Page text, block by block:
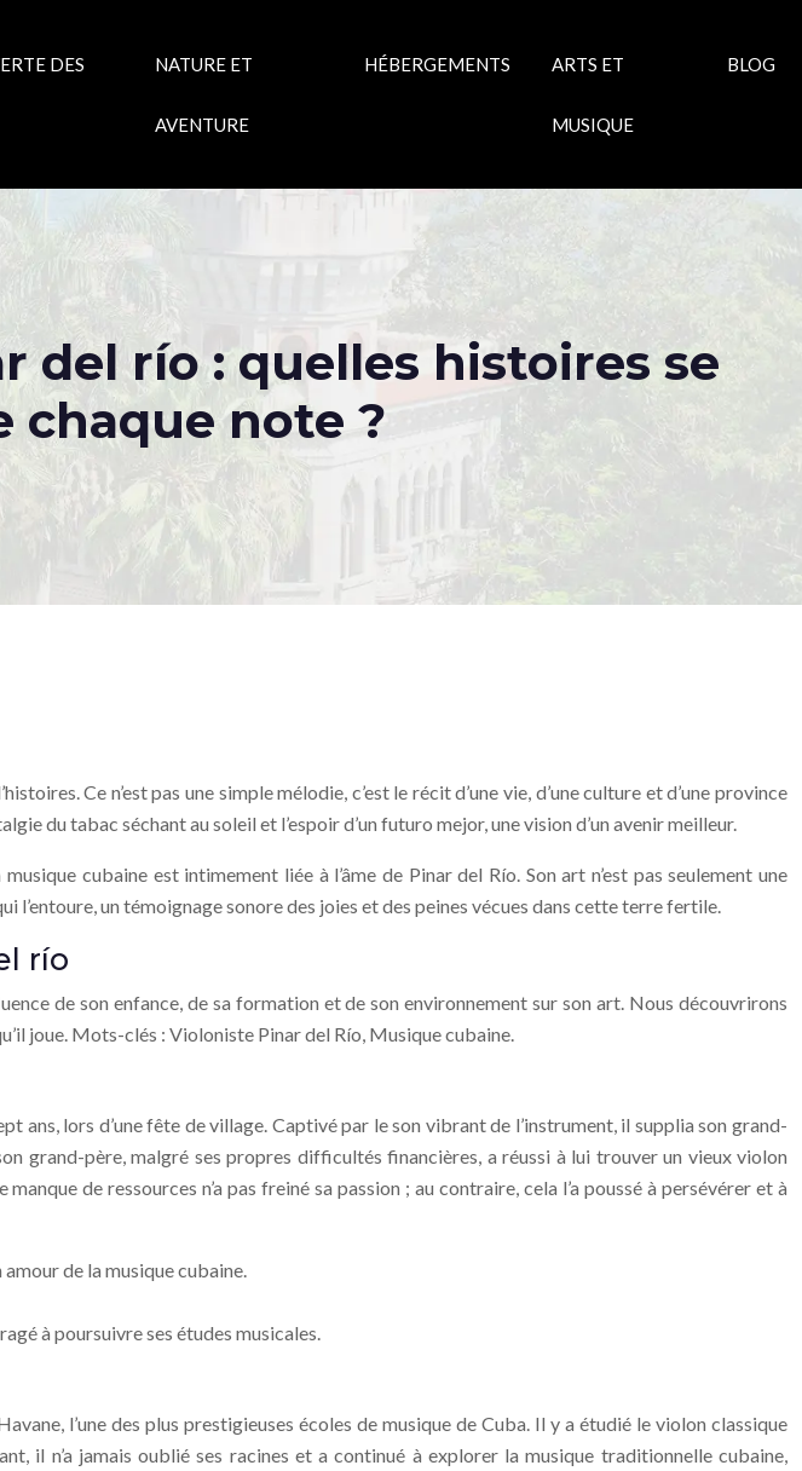
DES NATURE ET
AVENTURE
HÉBERGEMENTS ARTS ET
MUSIQUE
BLOG
del río : quelles histoires se
chaque note ?
Ce n’est pas une simple mélodie, c’est le récit d’une vie, d’une culture et d’une province
du tabac séchant au soleil et l’espoir d’un futuro mejor, une vision d’un avenir meilleur.
cubaine est intimement liée à l’âme de Pinar del Río. Son art n’est pas seulement une
un témoignage sonore des joies et des peines vécues dans cette terre fertile.
río
de son enfance, de sa formation et de son environnement sur son art. Nous découvrirons
joue. Mots-clés : Violoniste Pinar del Río, Musique cubaine.
ans, lors d’une fête de village. Captivé par le son vibrant de l’instrument, il supplia son grand-
grand-père, malgré ses propres difficultés financières, a réussi à lui trouver un vieux violon
de ressources n’a pas freiné sa passion ; au contraire, cela l’a poussé à persévérer et à
de la musique cubaine.
à poursuivre ses études musicales.
l’une des plus prestigieuses écoles de musique de Cuba. Il y a étudié le violon classique
il n’a jamais oublié ses racines et a continué à explorer la musique traditionnelle cubaine,